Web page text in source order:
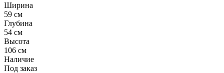
Ширина
59 см
Глубина
54 см
Высота
106 см
Наличие
Под заказ